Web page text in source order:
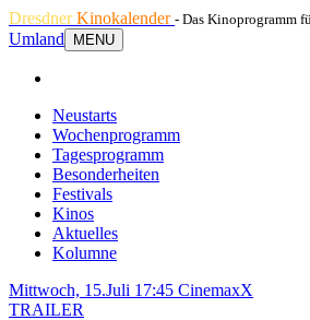
DresdnerKinokalender - Das Kinoprogramm
Umland
MENU
Neustarts
Wochenprogramm
Tagesprogramm
Besonderheiten
Festivals
Kinos
Aktuelles
Kolumne
Mittwoch, 15.Juli 17:45 CinemaxX
TRAILER